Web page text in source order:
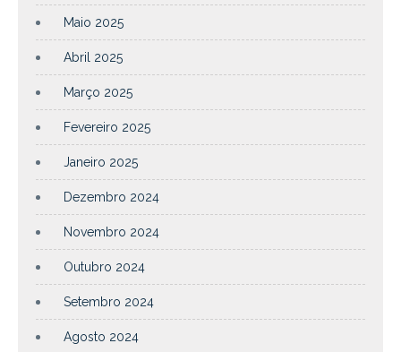
Maio 2025
Abril 2025
Março 2025
Fevereiro 2025
Janeiro 2025
Dezembro 2024
Novembro 2024
Outubro 2024
Setembro 2024
Agosto 2024